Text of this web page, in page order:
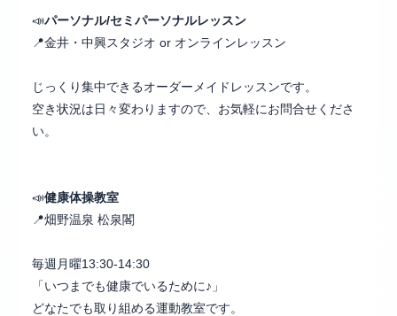
📣パーソナル/セミパーソナルレッスン
📍金井・中興スタジオ or オンラインレッスン
じっくり集中できるオーダーメイドレッスンです。
空き状況は日々変わりますので、お気軽にお問合せくださ
い。
📣健康体操教室
📍畑野温泉 松泉閣
毎週月曜13:30-14:30
「いつまでも健康でいるために♪」
どなたでも取り組める運動教室です。